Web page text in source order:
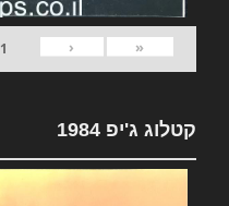
«
‹
1
קטלוג ג'יפ 1984